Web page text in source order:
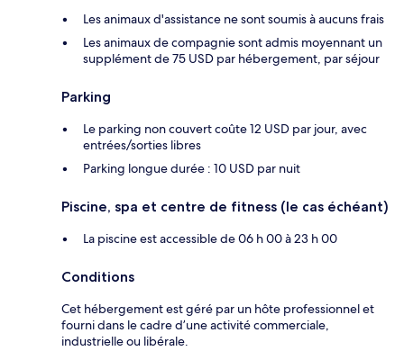
Les animaux d'assistance ne sont soumis à aucuns frais
Les animaux de compagnie sont admis moyennant un
supplément de 75 USD par hébergement, par séjour
Parking
Le parking non couvert coûte 12 USD par jour, avec
entrées/sorties libres
Parking longue durée : 10 USD par nuit
Piscine, spa et centre de fitness (le cas échéant)
La piscine est accessible de 06 h 00 à 23 h 00
Conditions
Cet hébergement est géré par un hôte professionnel et
fourni dans le cadre d’une activité commerciale,
industrielle ou libérale.